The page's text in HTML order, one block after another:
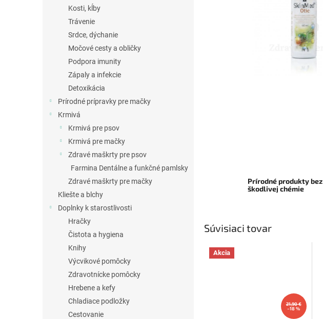
Kosti, kĺby
Trávenie
Srdce, dýchanie
Močové cesty a obličky
Podpora imunity
Zápaly a infekcie
Detoxikácia
Prírodné prípravky pre mačky
Krmivá
Krmivá pre psov
Krmivá pre mačky
Zdravé maškrty pre psov
Farmina Dentálne a funkčné pamlsky
Zdravé maškrty pre mačky
Kliešte a blchy
Doplnky k starostlivosti
Hračky
Čistota a hygiena
Knihy
Výcvikové pomôcky
Zdravotnícke pomôcky
Hrebene a kefy
Chladiace podložky
Cestovanie
Prírodné produkty bez
škodlivej chémie
Súvisiaci tovar
Akcia
21,90 €
–18 %